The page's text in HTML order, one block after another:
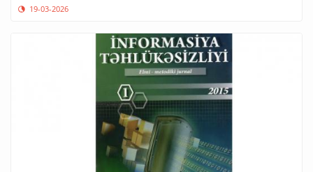
19-03-2026